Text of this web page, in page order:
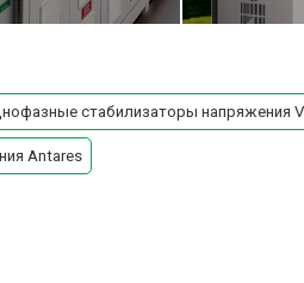
подробнее
стабилизаторы напряжения
Antares